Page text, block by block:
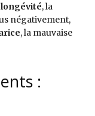
longévité, la
négativement,
, la mauvaise
: